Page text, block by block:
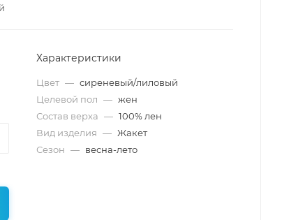
Характеристики
Цвет — сиреневый/лиловый
Целевой пол — жен
Состав верха — 100% лен
Вид изделия — Жакет
Сезон — весна-лето